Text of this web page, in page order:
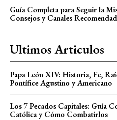
Guía Completa para Seguir la
Consejos y Canales
Ultimos Articulos
Papa León XIV: Historia, Fe,
Pontífice Agustino y Americano
Los 7 Pecados Capitales: Guía
Católica y Cómo Combatirlos